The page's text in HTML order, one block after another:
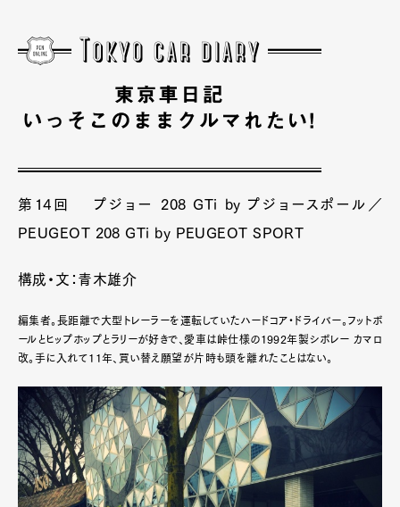
第14回 プジョー 208 GTi by プジョースポール／
PEUGEOT 208 GTi by PEUGEOT SPORT
構成・文：青木雄介
編集者。長距離で大型トレーラーを運転していたハードコア・ドライバー。フットボ
ールとヒップホップとラリーが好きで、愛車は峠仕様の1992年製シボレー カマロ
改。手に入れて11年、買い替え願望が片時も頭を離れたことはない。